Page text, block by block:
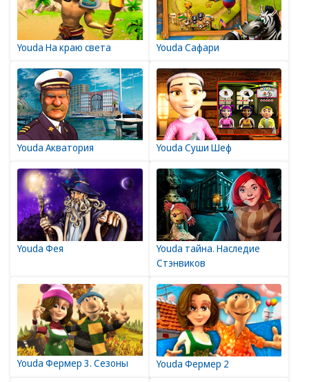
Youda На краю света Youda Сафари
Youda Акватория Youda Суши Шеф
Youda Фея
Youda тайна. Наследие
Стэнвиков
Youda Фермер 3. Сезоны Youda Фермер 2